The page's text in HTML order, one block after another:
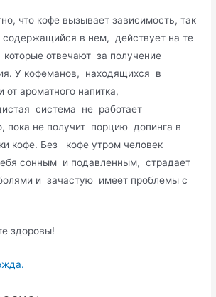
что кофе вызывает зависимость, так
содержащийся в нем, действует на те
отвечают за получение
У кофеманов, находящихся в
от ароматного напитка,
система не работает
пока не получит порцию допинга в
кофе. Без кофе утром человек
сонным и подавленным, страдает
и зачастую имеет проблемы с
здоровы!